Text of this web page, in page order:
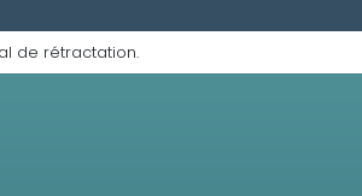
de rétractation.